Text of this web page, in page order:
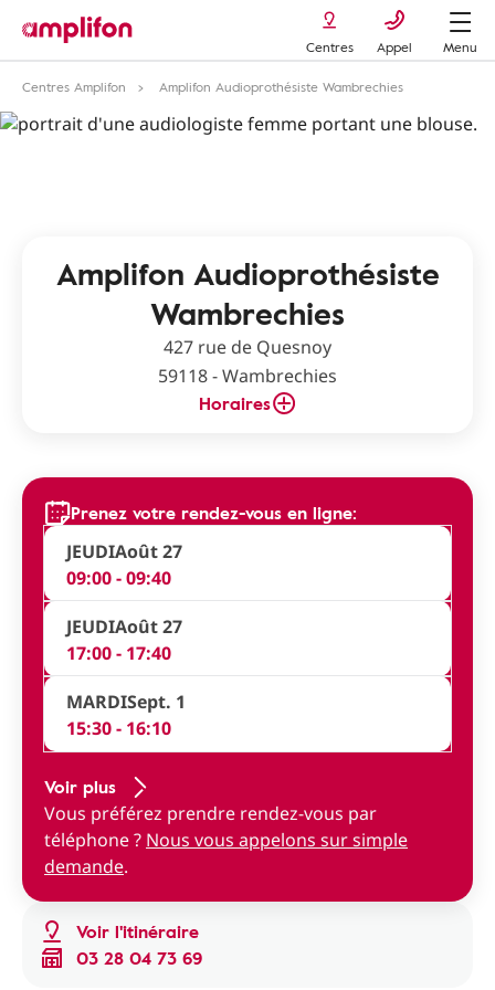
Centres Appel
Menu
Centres Amplifon
Amplifon Audioprothésiste Wambrechies
Amplifon Audioprothésiste
Wambrechies
427 rue de Quesnoy
59118 - Wambrechies
Horaires
Voir l'itinéraire
03 28 04 73 69
Prenez votre rendez-vous en ligne:
JEUDIAoût 27
09:00 - 09:40
JEUDIAoût 27
17:00 - 17:40
MARDISept. 1
15:30 - 16:10
Voir plus
Vous préférez prendre rendez-vous par
téléphone ? Nous vous appelons sur simple
demande.